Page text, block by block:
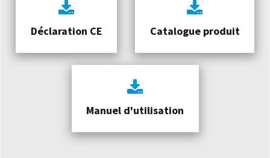
Déclaration CE Catalogue produit
Manuel d'utilisation